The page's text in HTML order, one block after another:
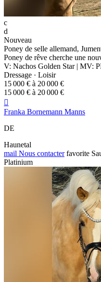
c
d
Nouveau
Poney de selle allemand,
Poney de rêve cherche une
V: Nachos Golden Star | MV:
Dressage · Loisir
15 000 € à 20 000 €
15 000 € à 20 000 €

Franka Bornemann Manns
DE
Haunetal
mail Nous contacter favorite
Platinium